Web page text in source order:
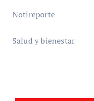
Notireporte
Salud y bienestar